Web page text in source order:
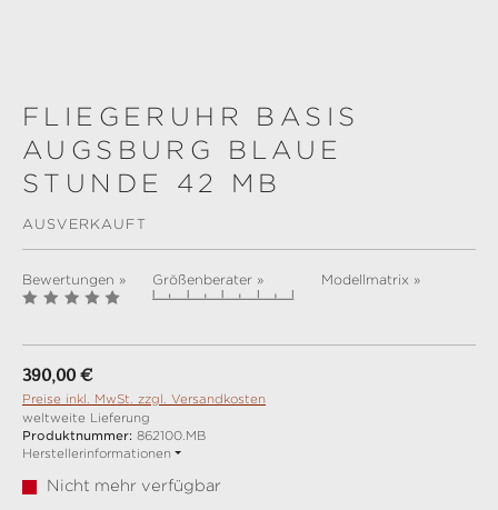
FLIEGERUHR BASIS
AUGSBURG BLAUE
STUNDE 42 MB
AUSVERKAUFT
Bewertungen » Größenberater » Modellmatrix »
Regulärer Preis:
390,00 €
Preise inkl. MwSt. zzgl. Versandkosten
weltweite Lieferung
Produktnummer: 862100.MB
Herstellerinformationen
Nicht mehr verfügbar